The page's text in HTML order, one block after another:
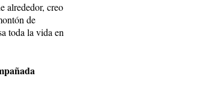
alrededor, creo
de
toda la vida en